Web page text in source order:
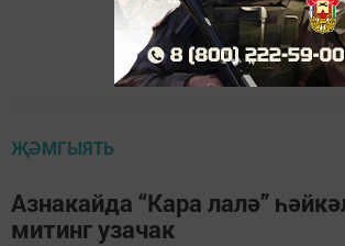
ҖӘМГЫЯТЬ
Азнакайда “Кара лалә”
митинг узачак